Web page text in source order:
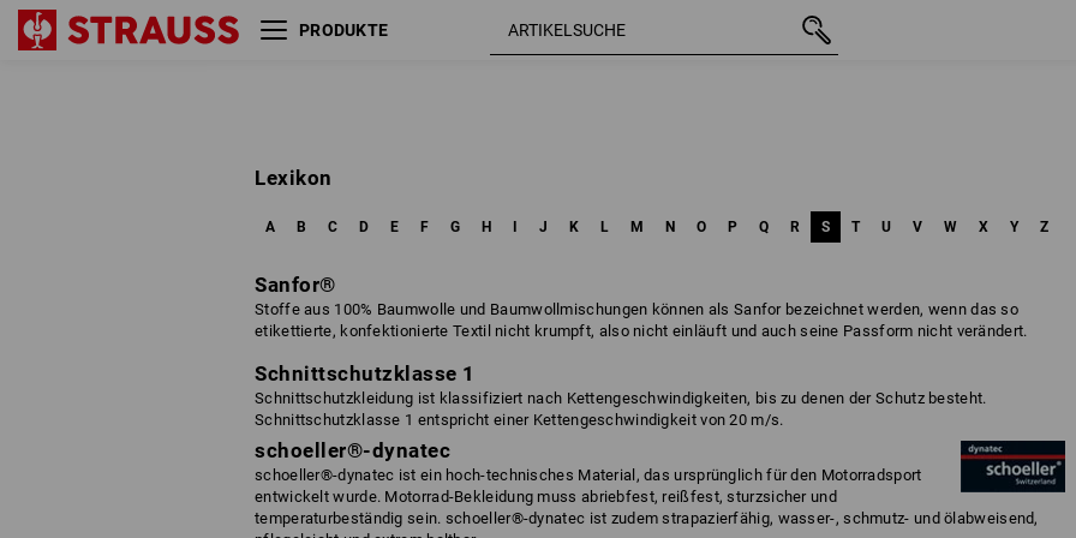
PRODUKTE
Lexikon
A B C D E F G H J K L M N O P Q R S T U V W X Y Z
Sanfor®
Stoffe aus 100% Baumwolle und Baumwollmischungen können als Sanfor bezeichnet werden, wenn das so
etikettierte, konfektionierte Textil nicht krumpft, also nicht einläuft und auch seine Passform nicht verändert.
Schnittschutzklasse 1
Schnittschutzkleidung ist klassifiziert nach Kettengeschwindigkeiten, bis zu denen der Schutz besteht.
Schnittschutzklasse 1 entspricht einer Kettengeschwindigkeit von 20 m/s.
schoeller®-dynatec
schoeller®-dynatec ist ein hoch-technisches Material, das ursprünglich für den Motorradsport
entwickelt wurde. Motorrad-Bekleidung muss abriebfest, reißfest, sturzsicher und
temperaturbeständig sein. schoeller®-dynatec ist zudem strapazierfähig, wasser-, schmutz- und ölabweisend,